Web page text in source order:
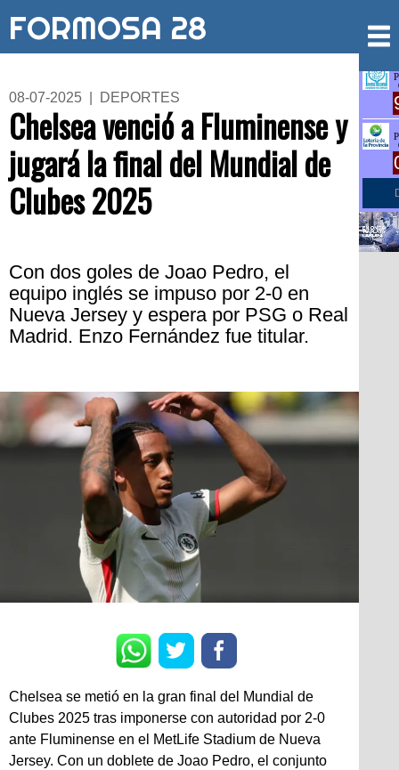
FORMOSA 28
08-07-2025 | DEPORTES
Chelsea venció a Fluminense y
jugará la final del Mundial de
Clubes 2025
Con dos goles de Joao Pedro, el
equipo inglés se impuso por 2-0 en
Nueva Jersey y espera por PSG o Real
Madrid. Enzo Fernández fue titular.
Chelsea se metió en la gran final del Mundial de
Clubes 2025 tras imponerse con autoridad por 2-0
ante Fluminense en el MetLife Stadium de Nueva
Jersey. Con un doblete de Joao Pedro, el conjunto